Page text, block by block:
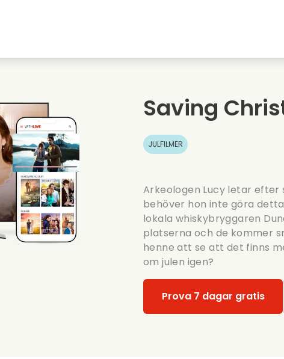
Sommarfilm
Datingfilmer
Saving
JULFILMER
Arkeologen Lucy letar efter
behöver hon inte göra
lokala whiskybryggaren
platserna och de kommer
henne att se att det finns
om julen igen?
Prova 7 dagar gratis